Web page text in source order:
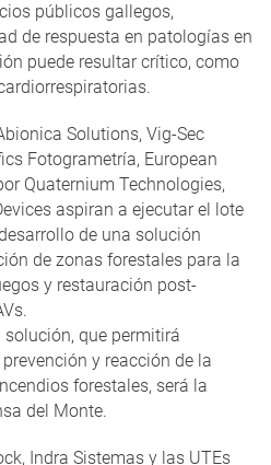
públicos gallegos,
de respuesta en patologías en
puede resultar crítico, como
Solutions, Vig-Sec
Fotogrametría, European
Quaternium Technologies,
aspiran a ejecutar el lote
de una solución
de zonas forestales para la
y restauración post-
que permitirá
y reacción de la
forestales, será la
del Monte.
Indra Sistemas y las UTEs